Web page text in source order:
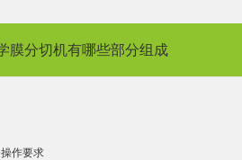
膜分切机有哪些部分组成
作要求